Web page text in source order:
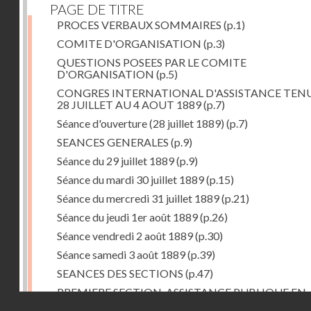
PAGE DE TITRE
PROCES VERBAUX SOMMAIRES (p.1)
COMITE D'ORGANISATION (p.3)
QUESTIONS POSEES PAR LE COMITE
D'ORGANISATION (p.5)
CONGRES INTERNATIONAL D'ASSISTANCE
28 JUILLET AU 4 AOUT 1889(p.7)
Séance d'ouverture (28 juillet 1889) (p.7)
SEANCES GENERALES (p.9)
Séance du 29 juillet 1889(p.9)
Séance du mardi 30 juillet 1889(p.15)
Séance du mercredi 31 juillet 1889(p.21)
Séance du jeudi 1er août 1889(p.26)
Séance vendredi 2 août 1889(p.30)
Séance samedi 3 août 1889(p.39)
SEANCES DES SECTIONS (p.47)
PREMIERE SECTION. ASSISTANCE PUBLIQUE EN